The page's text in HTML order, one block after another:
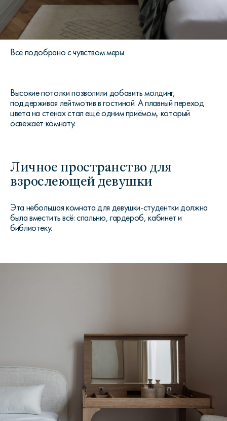
Всё подобрано с чувством меры
Высокие потолки позволили добавить молдинг,
поддерживая лейтмотив в гостиной. А плавный переход
цвета на стенах стал ещё одним приёмом, который
освежает комнату.
Личное пространство для
взрослеющей девушки
Эта небольшая комната для девушки-студентки должна
была вместить всё: спальню, гардероб, кабинет и
библиотеку.